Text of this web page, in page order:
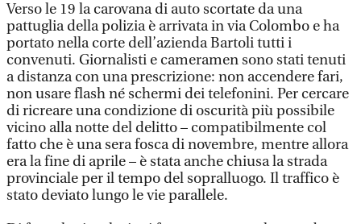
Verso le 19 la carovana di auto scortate da una
pattuglia della polizia è arrivata in via Colombo e ha
portato nella corte dell’azienda Bartoli tutti i
convenuti. Giornalisti e cameramen sono stati tenuti
a distanza con una prescrizione: non accendere fari,
non usare flash né schermi dei telefonini. Per cercare
di ricreare una condizione di oscurità più possibile
vicino alla notte del delitto – compatibilmente col
fatto che è una sera fosca di novembre, mentre allora
era la fine di aprile – è stata anche chiusa la strada
provinciale per il tempo del sopralluogo. Il traffico è
stato deviato lungo le vie parallele.